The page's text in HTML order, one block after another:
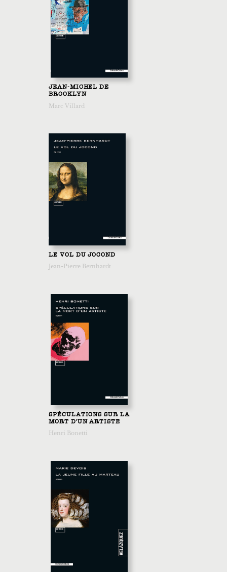
JEAN-MICHEL DE
BROOKLYN
Marc Villard
LE VOL DU JOCOND
Jean-Pierre Bernhardt
SPÉCULATIONS SUR LA
MORT D'UN ARTISTE
Henri Bonetti